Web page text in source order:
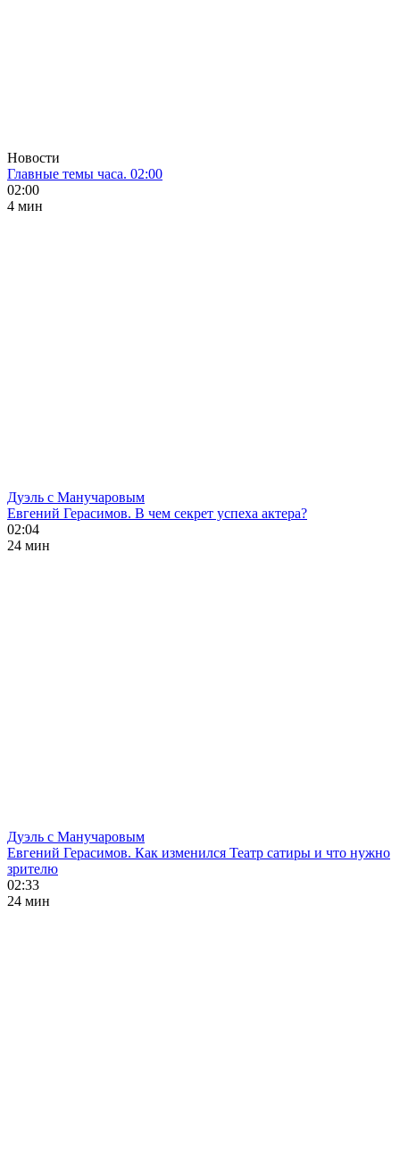
Новости
Главные темы часа. 02:00
02:00
4 мин
Дуэль с Манучаровым
Евгений Герасимов. В чем секрет успеха актера?
02:04
24 мин
Дуэль с Манучаровым
Евгений Герасимов. Как изменился Театр сатиры и что нужно
зрителю
02:33
24 мин